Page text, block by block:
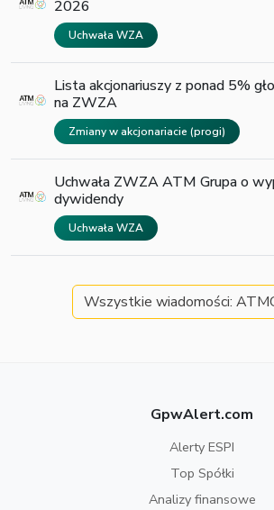
2026
Uchwała WZA
Lista akcjonariuszy z ponad 5%
na ZWZA
Zmiany w akcjonariacie (progi)
Uchwała ZWZA ATM Grupa o
dywidendy
Uchwała WZA
Wszystkie wiadomości:
GpwAlert.com
Alerty ESPI
Top Spółki
Analizy finansowe